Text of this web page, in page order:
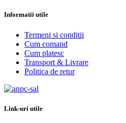
Informatii utile
Termeni si conditii
Cum comand
Cum platesc
Transport & Livrare
Politica de retur
Link-uri utile